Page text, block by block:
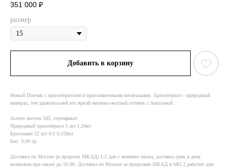
351 000 ₽
размер
Добавить в корзину
Новый Пончик с хризобериллом и бриллиантовыми веснушками. Хризоберилл - природный
минерал, тем удивительней его яркий неоново-желтый оттенок с поволокой.
Золото желтое 585, сертификат
Природный хризоберилл 1 шт 1,04кт
Бриллиант 22 шт 6/5 0,158кт
Вес: 3,99 гр
Доставка по Москве (в пределах МКАД) 1-2 дня с момента заказа, доставка день в день
возможна при заказе до 16:00. Доставка по Москве за пределами МКАД и МО 2 рабочих дня.